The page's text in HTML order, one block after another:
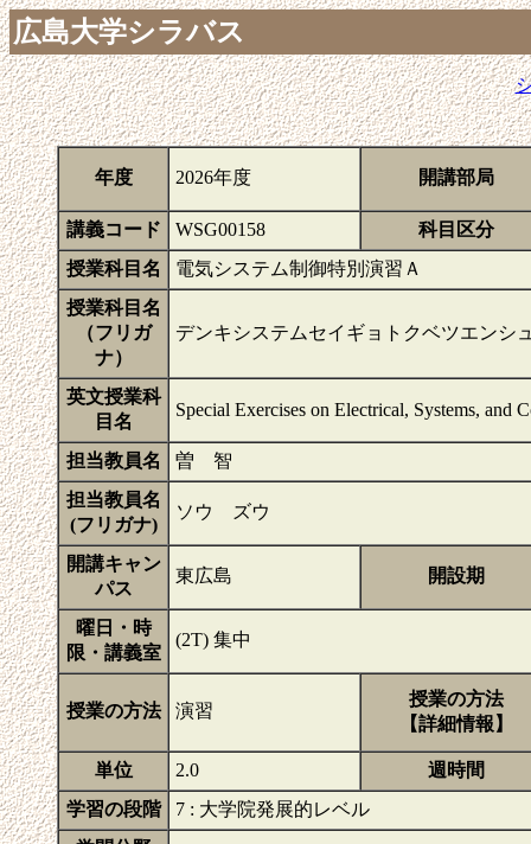
広島大学シラバス
年度 2026年度 開講部局
講義コード WSG00158
科目区分
授業科目名
電気システム制御特別演習Ａ
授業科目名
（フリガ
ナ）
デンキシステムセイギョトクベツエンシ
英文授業科
目名
Special Exercises on Electrical, Systems, and
担当教員名
曽 智
担当教員名
(フリガナ)
ソウ ズウ
開講キャン
パス
東広島 開設期
曜日・時
限・講義室
(2T) 集中
授業の方法 演習
授業の方法
【詳細情報】
単位 2.0
週時間
学習の段階
7 : 大学院発展的レベル